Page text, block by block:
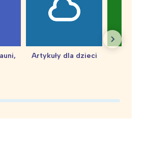
Artykuły dla dzieci